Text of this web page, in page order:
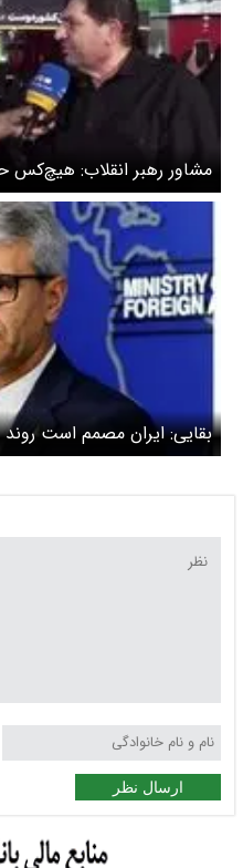
مشاور رهبر انقلاب: هیچ‌کس
ندارد
بقایی: ایران مصمم است
وسواس و جدیت پیگیری کند
ارسال نظر